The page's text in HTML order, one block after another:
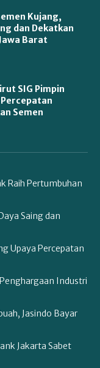
Kujang,
dan Dekatkan
Barat
SIG Pimpin
Semen
Raih Pertumbuhan
Saing dan
Upaya Percepatan
Industri
Jasindo Bayar
Jakarta Sabet